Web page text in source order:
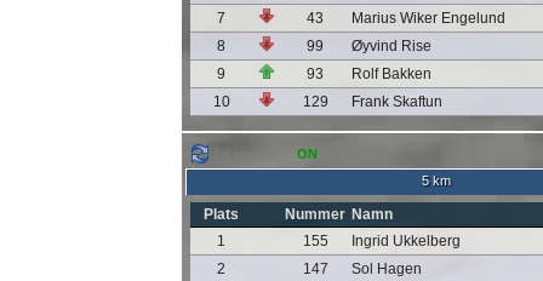
7
43
Marius Wiker Engelund
8
99
Øyvind Rise
9
93
Rolf Bakken
10
129 Frank Skaftun
ON
5 km
Plats Nummer Namn
1
155
Ingrid Ukkelberg
2
147 Sol Hagen